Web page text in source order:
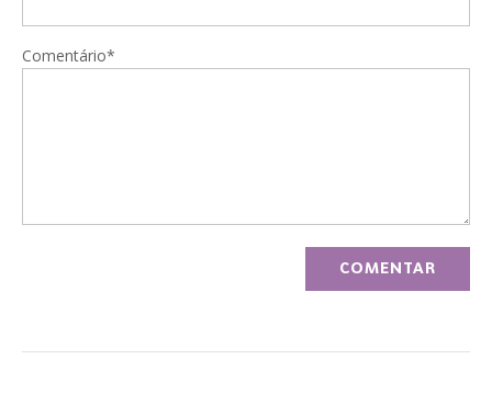
Comentário*